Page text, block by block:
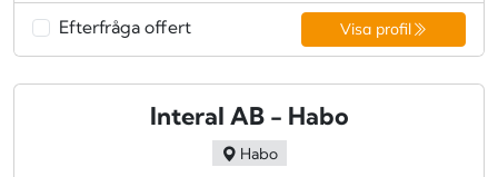
Efterfråga offert Visa profil
Interal AB - Habo
Habo